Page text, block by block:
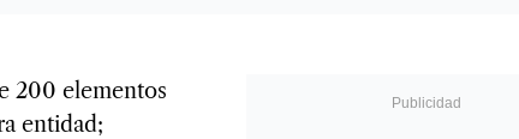
200 elementos
entidad;